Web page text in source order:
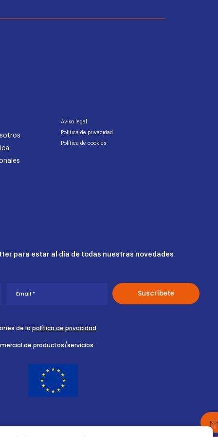
Aviso legal
Política de privacidad
Política de cookies
para estar al día de todas nuestras novedades
de la política de privacidad.
de productos/servicios.